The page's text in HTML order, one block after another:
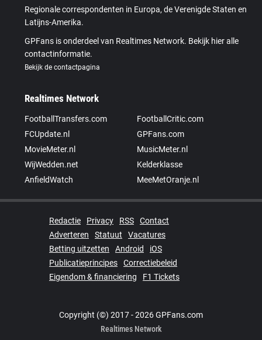
Regionale correspondenten in Europa, de Verenigde Staten en
Latijns-Amerika.
GPFans is onderdeel van Realtimes Network. Bekijk hier alle
contactinformatie.
Bekijk de contactpagina
Realtimes Network
FootballTransfers.com
FootballCritic.com
FCUpdate.nl
GPFans.com
MovieMeter.nl
MusicMeter.nl
WijWedden.net
Kelderklasse
AnfieldWatch
MeeMetOranje.nl
Redactie Privacy RSS
Contact
Adverteren
Statuut
Vacatures
Betting uitzetten
Android
iOS
Publicatieprincipes
Correctiebeleid
Eigendom & financiering
F1 Tickets
Copyright (©) 2017 - 2026 GPFans.com
Realtimes Network